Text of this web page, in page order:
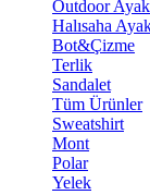
Outdoor
Halısaha
Bot&Çizme
Terlik
Sandalet
Tüm Ürünler
Sweatshirt
Mont
Polar
Yelek